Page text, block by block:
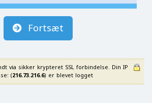
Fortsæt
via sikker krypteret SSL forbindelse. Din IP
(216.73.216.6) er blevet logget.